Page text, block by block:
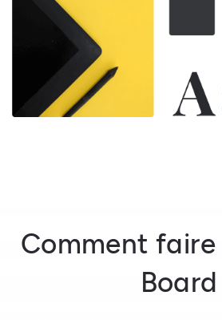
Comment
Board